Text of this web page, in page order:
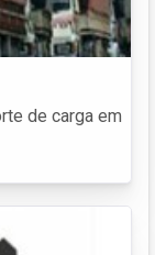
de carga em